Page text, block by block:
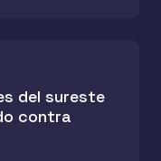
del sureste
contra